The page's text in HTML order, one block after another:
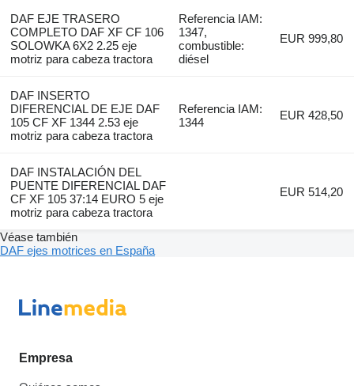
DAF EJE TRASERO
COMPLETO DAF XF CF 106
SOLOWKA 6X2 2.25 eje
motriz para cabeza tractora
Referencia IAM:
1347,
combustible:
diésel
EUR 999,80
DAF INSERTO
DIFERENCIAL DE EJE DAF
105 CF XF 1344 2.53 eje
motriz para cabeza tractora
Referencia IAM:
1344
EUR 428,50
DAF INSTALACIÓN DEL
PUENTE DIFERENCIAL DAF
CF XF 105 37:14 EURO 5 eje
motriz para cabeza tractora
EUR 514,20
Véase también
DAF ejes motrices en España
Empresa